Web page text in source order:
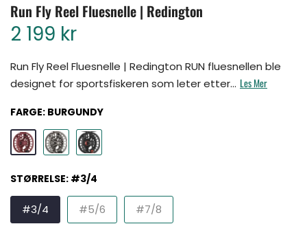
Run Fly Reel Fluesnelle | Redington
2 199 kr
Run Fly Reel Fluesnelle | Redington RUN fluesnellen ble
designet for sportsfiskeren som leter etter... Les Mer
FARGE: BURGUNDY
STØRRELSE: #3/4
#3/4 #5/6 #7/8